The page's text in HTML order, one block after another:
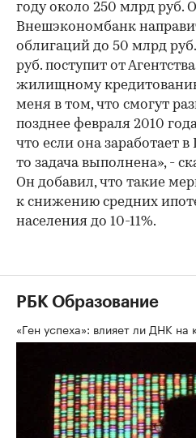
году около 250 млрд руб.
Внешэкономбанк
облигаций до 50 млрд
руб. поступит от
жилищному
меня в том, что смогут
позднее февраля 2010
что если она заработает в
то задача выполнена», -
Он добавил, что такие
к снижению средних
населения до 10-11%.
РБК Образование
«Ген успеха»: влияет ли ДНК на